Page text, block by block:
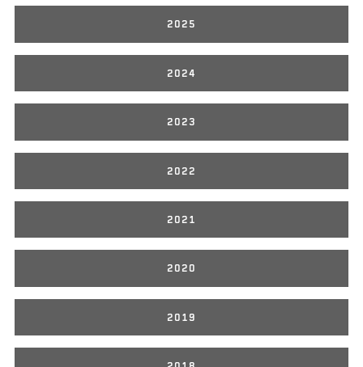
2025
2024
2023
2022
2021
2020
2019